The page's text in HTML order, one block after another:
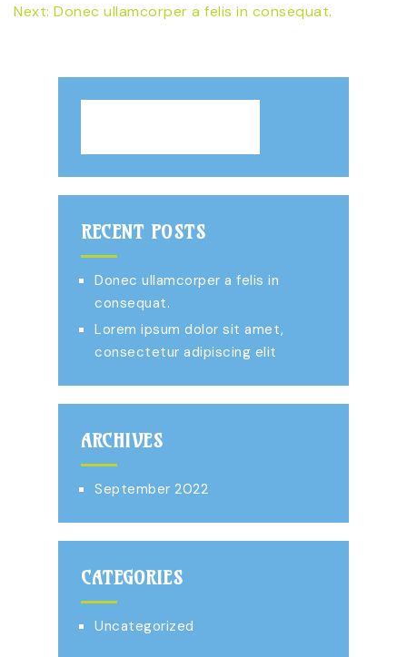
Post
Next: Donec ullamcorper a felis in consequat.
RECENT POSTS
Donec ullamcorper a felis in
consequat.
Lorem ipsum dolor sit amet,
consectetur adipiscing elit
ARCHIVES
September 2022
CATEGORIES
Uncategorized